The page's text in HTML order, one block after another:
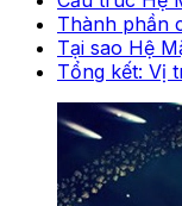
Thành phần
Tại sao Hệ
Tổng kết: Vị